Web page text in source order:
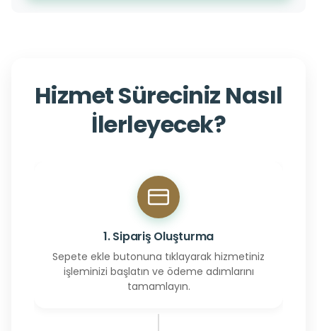
Hizmet Süreciniz Nasıl
İlerleyecek?
1. Sipariş Oluşturma
Sepete ekle butonuna tıklayarak hizmetiniz
işleminizi başlatın ve ödeme adımlarını
tamamlayın.